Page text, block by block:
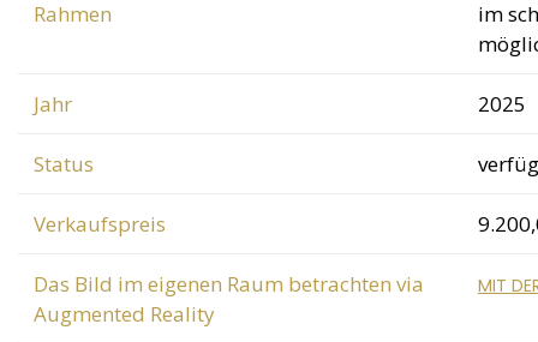
Rahmen
im
Jahr 2025
Status
Verkaufspreis
Das Bild im eigenen Raum betrachten via
Augmented Reality
MIT